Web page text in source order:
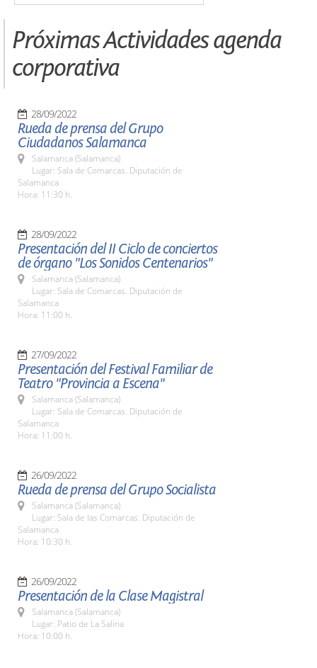
Próximas Actividades agenda
corporativa
28/09/2022
Rueda de prensa del Grupo
Ciudadanos Salamanca
Salamanca (Salamanca)
Lugar: Sala de Comarcas. Diputación de
Salamanca
Hora: 11:30 h.
28/09/2022
Presentación del II Ciclo de conciertos
de órgano "Los Sonidos Centenarios"
Salamanca (Salamanca)
Lugar: Sala de Comarcas. Diputación de
Salamanca
Hora: 11:00 h.
27/09/2022
Presentación del Festival Familiar de
Teatro "Provincia a Escena"
Salamanca (Salamanca)
Lugar: Sala de Comarcas. Diputación de
Salamanca
Hora: 11:00 h.
26/09/2022
Rueda de prensa del Grupo Socialista
Salamanca (Salamanca)
Lugar: Sala de las Comarcas. Diputación de
Salamanca
Hora: 10:30 h.
26/09/2022
Presentación de la Clase Magistral
Salamanca (Salamanca)
Lugar: Patio de La Salina
Hora: 10:00 h.